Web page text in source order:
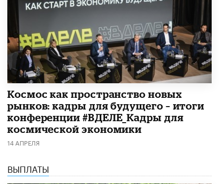
Космос как пространство новых
рынков: кадры для будущего – итоги
конференции #ВДЕЛЕ_Кадры для
космической экономики
14 АПРЕЛЯ
ВЫПЛАТЫ